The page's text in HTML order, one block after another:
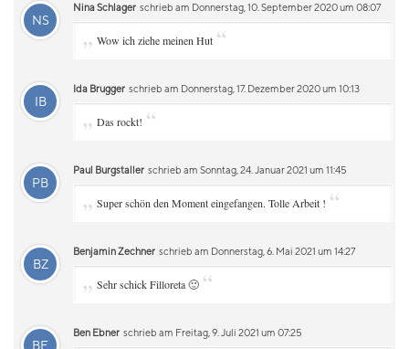
NS
Nina Schlager schrieb am Donnerstag, 10. September 2020 um 08:07
„ Wow ich ziehe meinen Hut “
IB
Ida Brugger schrieb am Donnerstag, 17. Dezember 2020 um 10:13
„ Das rockt! “
PB
Paul Burgstaller schrieb am Sonntag, 24. Januar 2021 um 11:45
„ Super schön den Moment eingefangen. Tolle Arbeit ! “
BZ
Benjamin Zechner schrieb am Donnerstag, 6. Mai 2021 um 14:27
„ Sehr schick Filloreta 🙂 “
BE
Ben Ebner schrieb am Freitag, 9. Juli 2021 um 07:25